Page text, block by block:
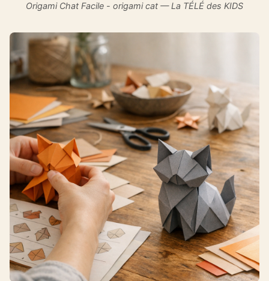
Origami Chat Facile - origami cat — La TÉLÉ des KIDS